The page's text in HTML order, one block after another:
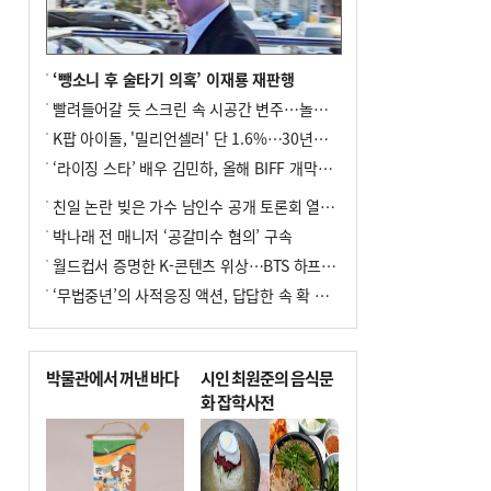
지 중징계
8
이임생, 홍명보 선임 독단적 결정 아냐…
면담 메모 제출
9
부산 해운대구 아파트 14층서 불…실외기
과열 추정
10 경찰가족 관련 사건 45건…그동안 파악조
‘뺑소니 후 술타기 의혹’ 이재룡 재판행
빨려들어갈 듯 스크린 속 시공간 변주…놀란의 메시지는 ‘전쟁 속죄’
K팝 아이돌, '밀리언셀러' 단 1.6%…30년간 등장 1182개팀 전수조사
‘라이징 스타’ 배우 김민하, 올해 BIFF 개막식 사회자 확정
친일 논란 빚은 가수 남인수 공개 토론회 열린다.
박나래 전 매니저 ‘공갈미수 혐의’ 구속
월드컵서 증명한 K-콘텐츠 위상…BTS 하프타임쇼·정호연 트로피 세리머니
‘무법중년’의 사적응징 액션, 답답한 속 확 뚫어주네
박물관에서 꺼낸 바다
시인 최원준의 음식문
화 잡학사전